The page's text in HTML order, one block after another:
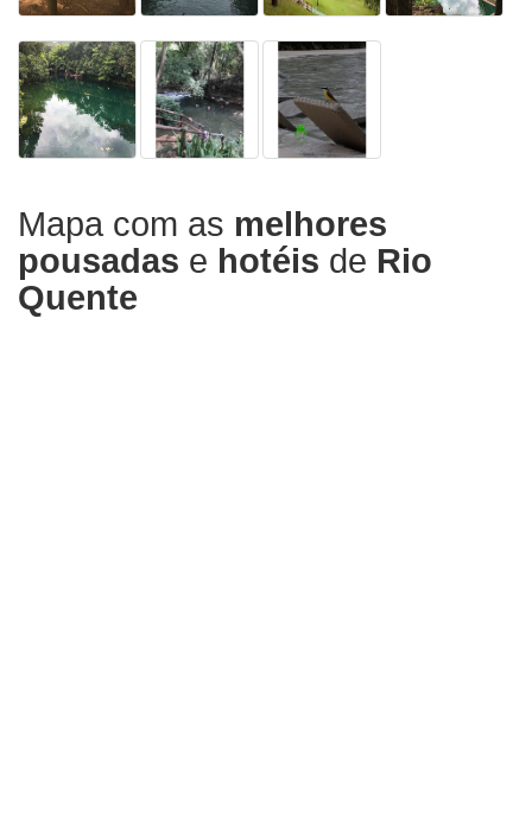
Mapa com as melhores
pousadas e hotéis de Rio
Quente